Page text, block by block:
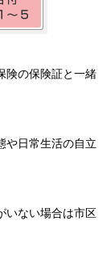
険の保険証と一緒
や日常生活の自立
いない場合は市区